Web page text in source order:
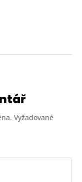
Vyžadované